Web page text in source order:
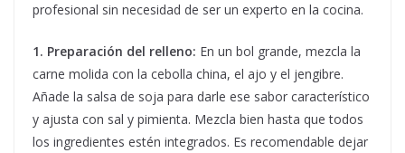
profesional sin necesidad de ser un experto en la cocina.
1. Preparación del relleno: En un bol grande, mezcla la
carne molida con la cebolla china, el ajo y el jengibre.
Añade la salsa de soja para darle ese sabor característico
y ajusta con sal y pimienta. Mezcla bien hasta que todos
los ingredientes estén integrados. Es recomendable dejar